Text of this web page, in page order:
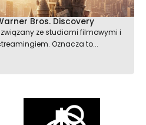
Bros. Discovery
ze studiami filmowymi i
Oznacza to...